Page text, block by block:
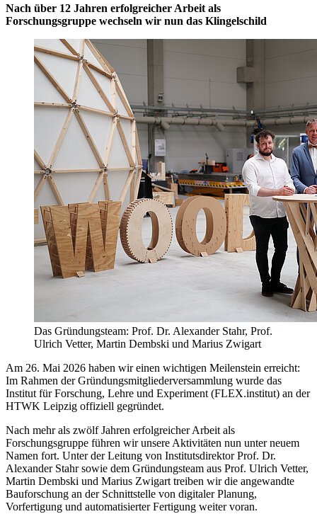
Nach über 12 Jahren erfolgreicher Arbeit als
Forschungsgruppe wechseln wir nun das Klingelschild
Das Gründungsteam: Prof. Dr. Alexander Stahr, Prof.
Ulrich Vetter, Martin Dembski und Marius Zwigart
Am 26. Mai 2026 haben wir einen wichtigen Meilenstein erreicht:
Im Rahmen der Gründungsmitgliederversammlung wurde das
Institut für Forschung, Lehre und Experiment (FLEX.institut) an der
HTWK Leipzig offiziell gegründet.
Nach mehr als zwölf Jahren erfolgreicher Arbeit als
Forschungsgruppe führen wir unsere Aktivitäten nun unter neuem
Namen fort. Unter der Leitung von Institutsdirektor Prof. Dr.
Alexander Stahr sowie dem Gründungsteam aus Prof. Ulrich Vetter,
Martin Dembski und Marius Zwigart treiben wir die angewandte
Bauforschung an der Schnittstelle von digitaler Planung,
Vorfertigung und automatisierter Fertigung weiter voran.